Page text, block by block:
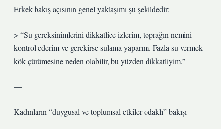
Erkek bakış açısının genel yaklaşımı şu şekildedir:
> “Su gereksinimlerini dikkatlice izlerim, toprağın nemini
kontrol ederim ve gerekirse sulama yaparım. Fazla su vermek
kök çürümesine neden olabilir, bu yüzden dikkatliyim.”
—
Kadınların “duygusal ve toplumsal etkiler odaklı” bakışı